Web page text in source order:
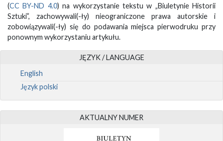
(CC BY-ND 4.0) na wykorzystanie tekstu w „Biuletynie Historii
Sztuki”, zachowywali(-ły) nieograniczone prawa autorskie i
zobowiązywali(-ły) się do podawania miejsca pierwodruku przy
ponownym wykorzystaniu artykułu.
JĘZYK / LANGUAGE
English
Język polski
AKTUALNY NUMER